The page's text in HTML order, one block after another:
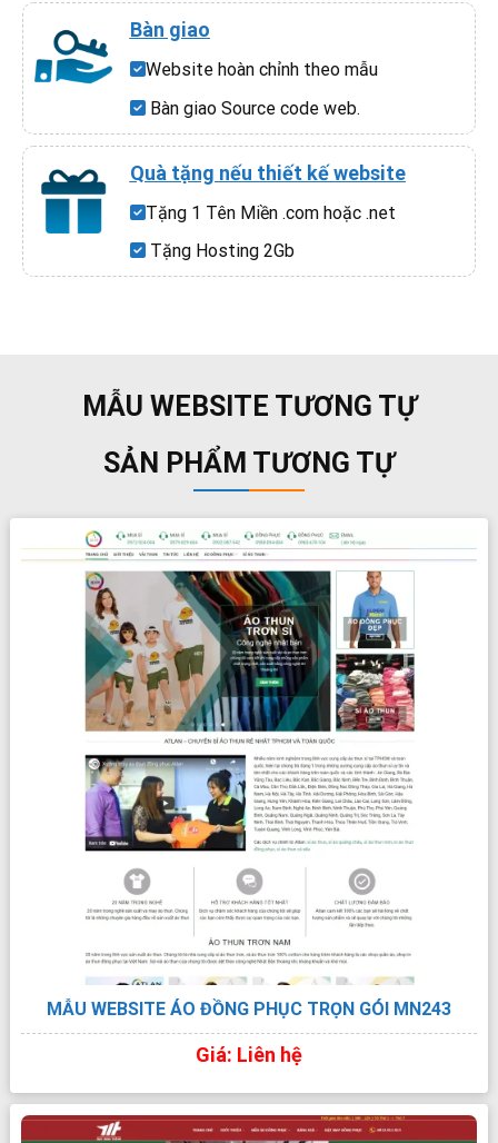
Bàn giao
Website hoàn chỉnh theo mẫu
Bàn giao Source code web.
Quà tặng nếu thiết kế website
Tặng 1 Tên Miền .com hoặc .net
Tặng Hosting 2Gb
MẪU WEBSITE TƯƠNG TỰ
SẢN PHẨM TƯƠNG TỰ
MẪU WEBSITE ÁO ĐỒNG PHỤC TRỌN GÓI MN243
Giá: Liên hệ